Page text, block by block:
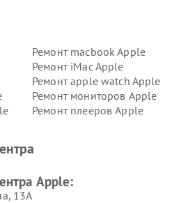
Ремонт macbook Apple
Ремонт iMac Apple
Ремонт apple watch Apple
Ремонт мониторов Apple
Ремонт плееров Apple
Apple:
13А